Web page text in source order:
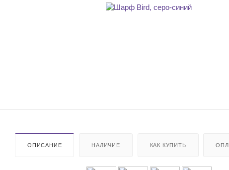
ОПИСАНИЕ НАЛИЧИЕ КАК КУПИТЬ